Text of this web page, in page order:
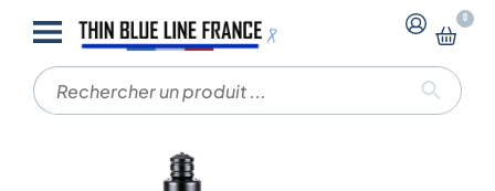
0
Accueil - Bâtons de defense -
Bâton de défense
télescopique N16 Wal – 40cm